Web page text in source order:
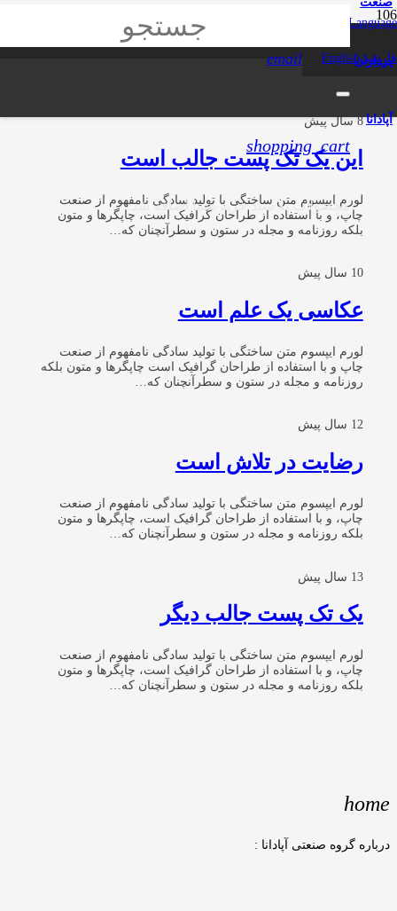
Language
فارسیEnglish
email
پردازان
آپادانا
shopping_cart
محصولاتبه سبد خرید شما اضافه شد.
کسب و کار
8 سال پیش
این یک تک پست جالب است
لورم ایپسوم متن ساختگی با تولید سادگی نامفهوم از صنعت
چاپ، و با استفاده از طراحان گرافیک است، چاپگرها و متون
بلکه روزنامه و مجله در ستون و سطرآنچنان که…
10 سال پیش
عکاسی یک علم است
لورم ایپسوم متن ساختگی با تولید سادگی نامفهوم از صنعت
چاپ و با استفاده از طراحان گرافیک است چاپگرها و متون بلکه
روزنامه و مجله در ستون و سطرآنچنان که…
12 سال پیش
رضایت در تلاش است
لورم ایپسوم متن ساختگی با تولید سادگی نامفهوم از صنعت
چاپ، و با استفاده از طراحان گرافیک است، چاپگرها و متون
بلکه روزنامه و مجله در ستون و سطرآنچنان که…
13 سال پیش
یک تک پست جالب دیگر
لورم ایپسوم متن ساختگی با تولید سادگی نامفهوم از صنعت
چاپ، و با استفاده از طراحان گرافیک است، چاپگرها و متون
بلکه روزنامه و مجله در ستون و سطرآنچنان که…
home
درباره گروه صنعتی آپادانا :